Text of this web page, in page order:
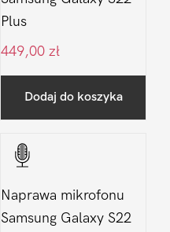
Plus
449,00 zł
Dodaj do koszyka
Naprawa mikrofonu
Samsung Galaxy S22